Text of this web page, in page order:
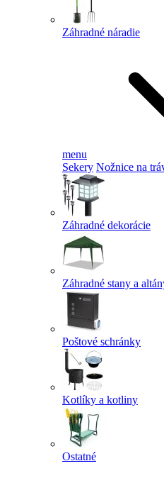
Záhradné náradie
menu
Sekery Nožnice na
Záhradné dekorácie
Záhradné stany a
Poštové schránky
Kotlíky a kotliny
Ostatné